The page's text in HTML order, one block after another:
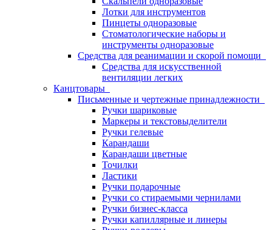
Лотки для инструментов
Пинцеты одноразовые
Стоматологические наборы и
инструменты одноразовые
Средства для реанимации и скорой помощи
Средства для искусственной
вентиляции легких
Канцтовары
Письменные и чертежные принадлежности
Ручки шариковые
Маркеры и текстовыделители
Ручки гелевые
Карандаши
Карандаши цветные
Точилки
Ластики
Ручки подарочные
Ручки со стираемыми чернилами
Ручки бизнес-класса
Ручки капиллярные и линеры